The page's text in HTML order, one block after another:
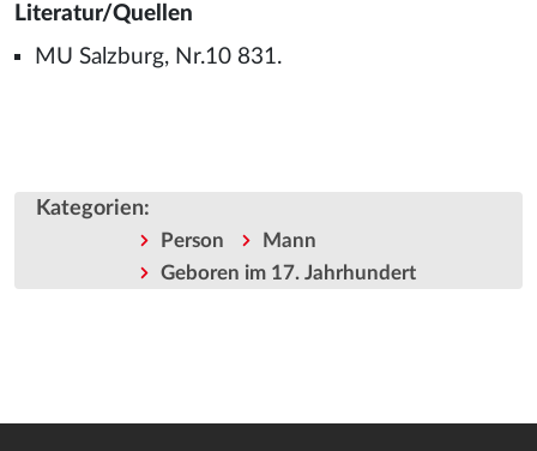
Literatur/Quellen
MU Salzburg, Nr.10 831.
Kategorien:
Person
Mann
Geboren im 17. Jahrhundert